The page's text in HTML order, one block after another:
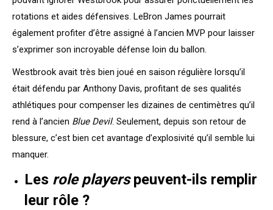
rotations et aides défensives. LeBron James pourrait
également profiter d’être assigné à l’ancien MVP pour laisser
s’exprimer son incroyable défense loin du ballon.
Westbrook avait très bien joué en saison régulière lorsqu’il
était défendu par Anthony Davis, profitant de ses qualités
athlétiques pour compenser les dizaines de centimètres qu’il
rend à l’ancien Blue Devil. Seulement, depuis son retour de
blessure, c’est bien cet avantage d’explosivité qu’il semble lui
manquer.
Les role playerspeuvent-ils remplir
leur rôle ?